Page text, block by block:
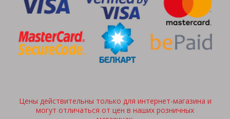
Цены действительны только для интернет-магазина и
могут отличаться от цен в наших розничных